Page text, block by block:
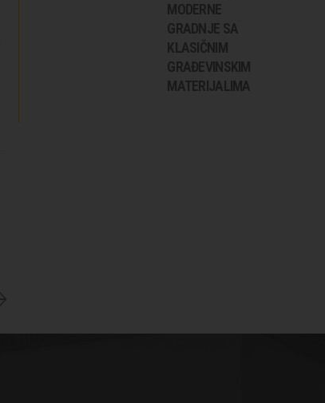
MODERNE
GRADNJE SA
KLASIČNIM
GRAĐEVINSKIM
MATERIJALIMA